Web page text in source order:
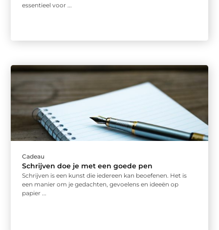
essentieel voor ...
Cadeau
Schrijven doe je met een goede pen
Schrijven is een kunst die iedereen kan beoefenen. Het is
een manier om je gedachten, gevoelens en ideeën op
papier ...